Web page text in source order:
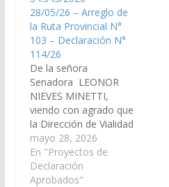
disponga las medidas y
recursos necesarios
para las obras de
reparación y…
28/05/26 – Arreglo de
la Ruta Provincial N°
103 – Declaración N°
114/26
De la señora
Senadora LEONOR
NIEVES MINETTI,
viendo con agrado que
la Dirección de Vialidad
de la Provincia de Salta
arbitre los medios
necesarios para
proceder con el arreglo
mayo 28, 2026
En "Proyectos de
Declaración
Aprobados"